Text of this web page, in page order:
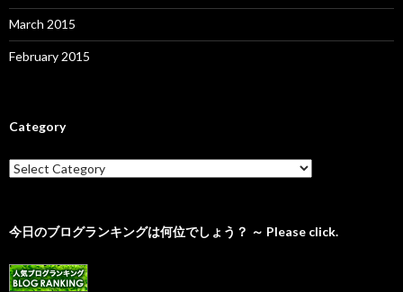
March 2015
February 2015
Category
C
a
g
r
y
今日のブログランキングは何位でしょう？ ～ Please click.